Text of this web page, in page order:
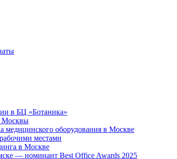
в БЦ «Ботаника»
Москвы
медицинского оборудования в Москве
местами
в Москве
— номинант Best Office Awards 2025